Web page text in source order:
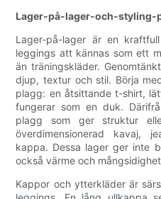
Lager-på-lager-och-styling-
Lager-på-lager är en
leggings att kännas som ett
än träningskläder.
djup, textur och stil. Börja
plagg: en åtsittande t-shirt,
fungerar som en duk.
plagg som ger struktur
överdimensionerad kavaj,
kappa. Dessa lager ger inte
också värme och
Kappor och ytterkläder är